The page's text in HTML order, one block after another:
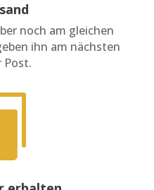
noch am gleichen
ihn am nächsten
Post.